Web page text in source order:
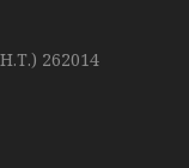
262014